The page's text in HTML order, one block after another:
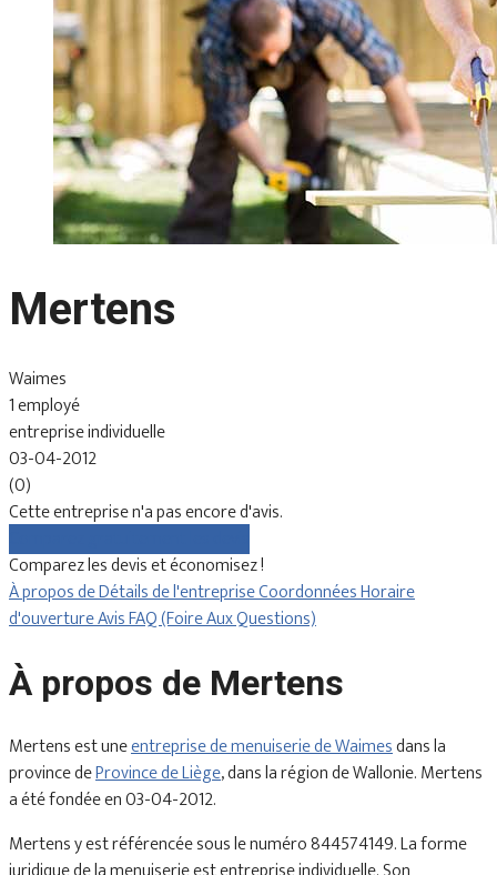
Mertens
Waimes
1 employé
entreprise individuelle
03-04-2012
(0)
Cette entreprise n'a pas encore d'avis.
Comparez les devis et économisez !
À propos deDétails de l'entrepriseCoordonnéesHoraire
d'ouvertureAvisFAQ (Foire Aux Questions)
À propos de Mertens
Mertens est uneentreprise de menuiserie de Waimesdans la
province deProvince de Liège, dans la région de Wallonie. Mertens
a été fondée en 03-04-2012.
Mertens y est référencée sous le numéro 844574149. La forme